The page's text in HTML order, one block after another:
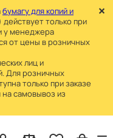
бумагу для копий и
только при
у менеджера
от цены в розничных
лиц и
Для розничных
только при заказе
на самовывоз из